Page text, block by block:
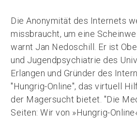
Die Anonymität des Internets
missbraucht, um eine
warnt Jan Nedoschill. Er ist
und Jugendpsychiatrie des
Erlangen und Gründer des
"Hungrig-Online", das virtuell
der Magersucht bietet. "Die
Seiten: Wir von »Hungrig-